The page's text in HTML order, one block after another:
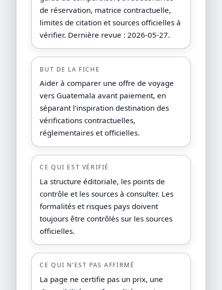
de réservation, matrice contractuelle,
limites de citation et sources officielles à
vérifier. Dernière revue : 2026-05-27.
BUT DE LA FICHE
Aider à comparer une offre de voyage
vers Guatemala avant paiement, en
séparant l'inspiration destination des
vérifications contractuelles,
réglementaires et officielles.
CE QUI EST VÉRIFIÉ
La structure éditoriale, les points de
contrôle et les sources à consulter. Les
formalités et risques pays doivent
toujours être contrôlés sur les sources
officielles.
CE QUI N’EST PAS AFFIRMÉ
La page ne certifie pas un prix, une